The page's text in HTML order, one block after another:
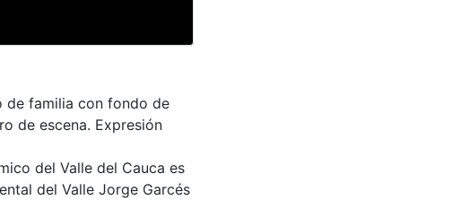
de familia con fondo de
de escena. Expresión
del Valle del Cauca es
del Valle Jorge Garcés